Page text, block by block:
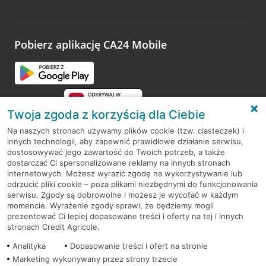
opinie.
Pobierz aplikację CA24 Mobile
RODO
Regulamin serwisu
Mapa serwisu
PolitykaCookies
Twoja zgoda z korzyścią dla Ciebie
Na naszych stronach używamy plików cookie (tzw. ciasteczek) i
innych technologii, aby zapewnić prawidłowe działanie serwisu,
dostosowywać jego zawartość do Twoich potrzeb, a także
dostarczać Ci spersonalizowane reklamy na innych stronach
internetowych. Możesz wyrazić zgodę na wykorzystywanie lub
odrzucić pliki cookie – poza plikami niezbędnymi do funkcjonowania
serwisu. Zgody są dobrowolne i możesz je wycofać w każdym
momencie. Wyrażenie zgody sprawi, że będziemy mogli
prezentować Ci lepiej dopasowane treści i oferty na tej i innych
stronach Credit Agricole.
Analityka
Dopasowanie treści i ofert na stronie
Marketing wykonywany przez strony trzecie